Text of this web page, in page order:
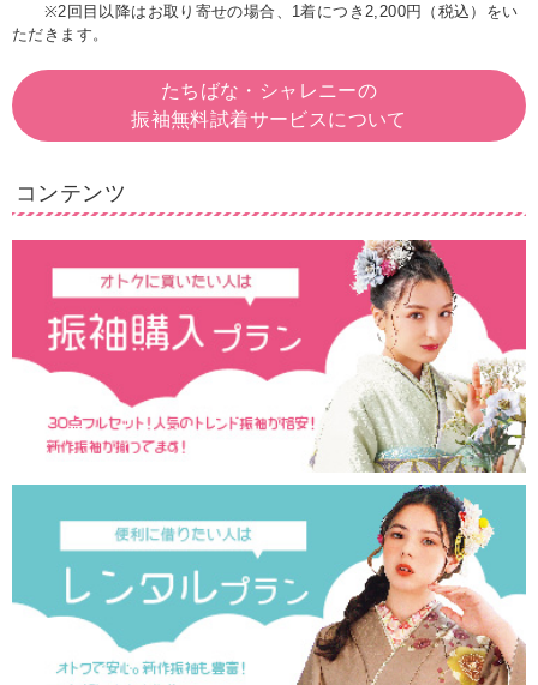
※2回目以降はお取り寄せの場合、1着につき2,200円（税込）をい
ただきます。
たちばな・シャレニーの
振袖無料試着サービスについて
コンテンツ